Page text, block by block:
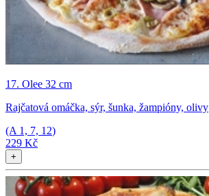
17. Olee 32 cm
Rajčatová omáčka, sýr, šunka, žampióny, olivy
(A 1, 7, 12)
229 Kč
+